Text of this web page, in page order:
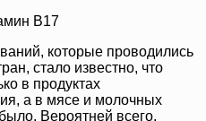
B17
которые проводились
стало известно, что
в продуктах
а в мясе и молочных
Вероятней всего,